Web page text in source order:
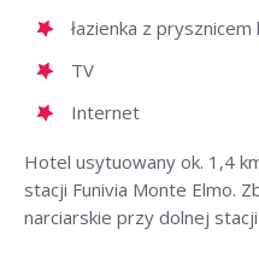
łazienka z prysznicem
TV
Internet
Hotel usytuowany ok. 1,4
stacji Funivia Monte Elmo.
narciarskie przy dolnej